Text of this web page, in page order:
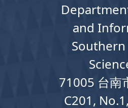
and
71005 台南
C201,